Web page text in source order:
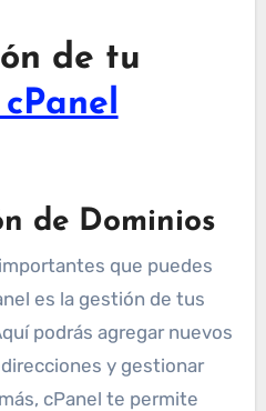
de tu
de Dominios
que puedes
es la gestión de tus
podrás agregar nuevos
y gestionar
cPanel te permite